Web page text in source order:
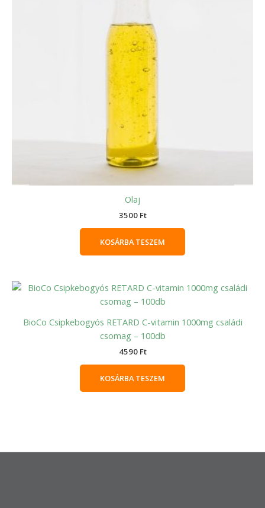
Olaj
3500 Ft
KOSÁRBA TESZEM
BioCo Csipkebogyós RETARD C-vitamin 1000mg családi
csomag – 100db
4590 Ft
KOSÁRBA TESZEM